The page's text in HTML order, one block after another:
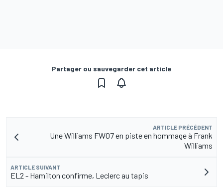
Partager ou sauvegarder cet article
ARTICLE PRÉCÉDENT
Une Williams FW07 en piste en hommage à Frank
Williams
ARTICLE SUIVANT
EL2 - Hamilton confirme, Leclerc au tapis